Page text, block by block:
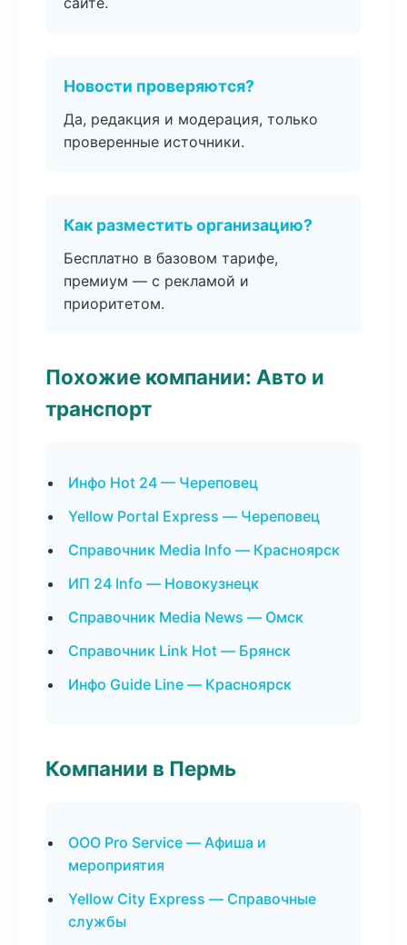
Новости проверяются?
Да, редакция и модерация, только
проверенные источники.
Как разместить организацию?
Бесплатно в базовом тарифе,
премиум — с рекламой и
приоритетом.
Похожие компании: Авто и
транспорт
Инфо Hot 24 — Череповец
Yellow Portal Express — Череповец
Справочник Media Info — Красноярск
ИП 24 Info — Новокузнецк
Справочник Media News — Омск
Справочник Link Hot — Брянск
Инфо Guide Line — Красноярск
Компании в Пермь
ООО Pro Service — Афиша и
мероприятия
Yellow City Express — Справочные
службы